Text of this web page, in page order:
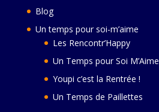
Blog
Un temps pour soi-m’aime
Les Rencontr’Happy
Un Temps pour Soi M’Aime
Youpi c’est la Rentrée !
Un Temps de Paillettes